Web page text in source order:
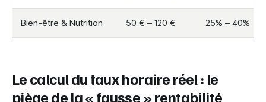
Bien-être & Nutrition 50 € – 120 € 25% – 40%
Le calcul du taux horaire réel : le
piège de la « fausse » rentabilité